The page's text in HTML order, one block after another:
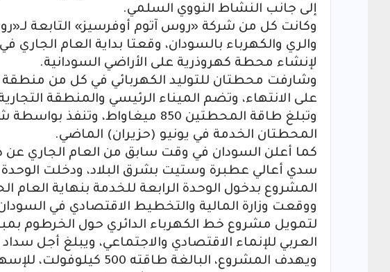
إلى جانب النشاط النووي السلمي.
وكانت كل من شركة «روس آتوم أوفرسيز» التابعة
والري والكهرباء بالسودان، وقعتا بداية العام
لإنشاء محطة كهروذرية على الأراضي السودانية.
وشارفت محطتان للتوليد الكهربائي في كل من منطقة
على الانتهاء، وتضم الميناء الرئيسي والمنطقة
وتبلغ طاقة المحطتين 850 ميغاواط،
المحطتان الخدمة في يونيو (حزيران) الماضي.
كما أعلن السودان في وقت سابق من العام الجاري عن
سدي أعالي عطبرة وستيت بشرق البلاد، ودخلت
المشروع بدخول الوحدة الرابعة للخدمة بنهاية العام
ووقعت وزارة المالية والتخطيط الاقتصادي في
ويهدف المشروع، البالغة